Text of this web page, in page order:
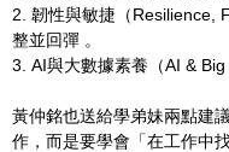
2. 韌性與敏捷（Resilience,
整並回彈 。
3. AI與大數據素養（AI &
黃仲銘也送給學弟妹兩點建
作，而是要學會「在工作中